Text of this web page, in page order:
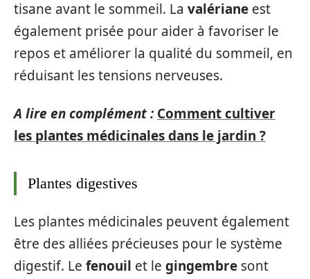
tisane avant le sommeil. La valériane est
également prisée pour aider à favoriser le
repos et améliorer la qualité du sommeil, en
réduisant les tensions nerveuses.
A lire en complément : Comment cultiver
les plantes médicinales dans le jardin ?
Plantes digestives
Les plantes médicinales peuvent également
être des alliées précieuses pour le système
digestif. Le fenouil et le gingembre sont